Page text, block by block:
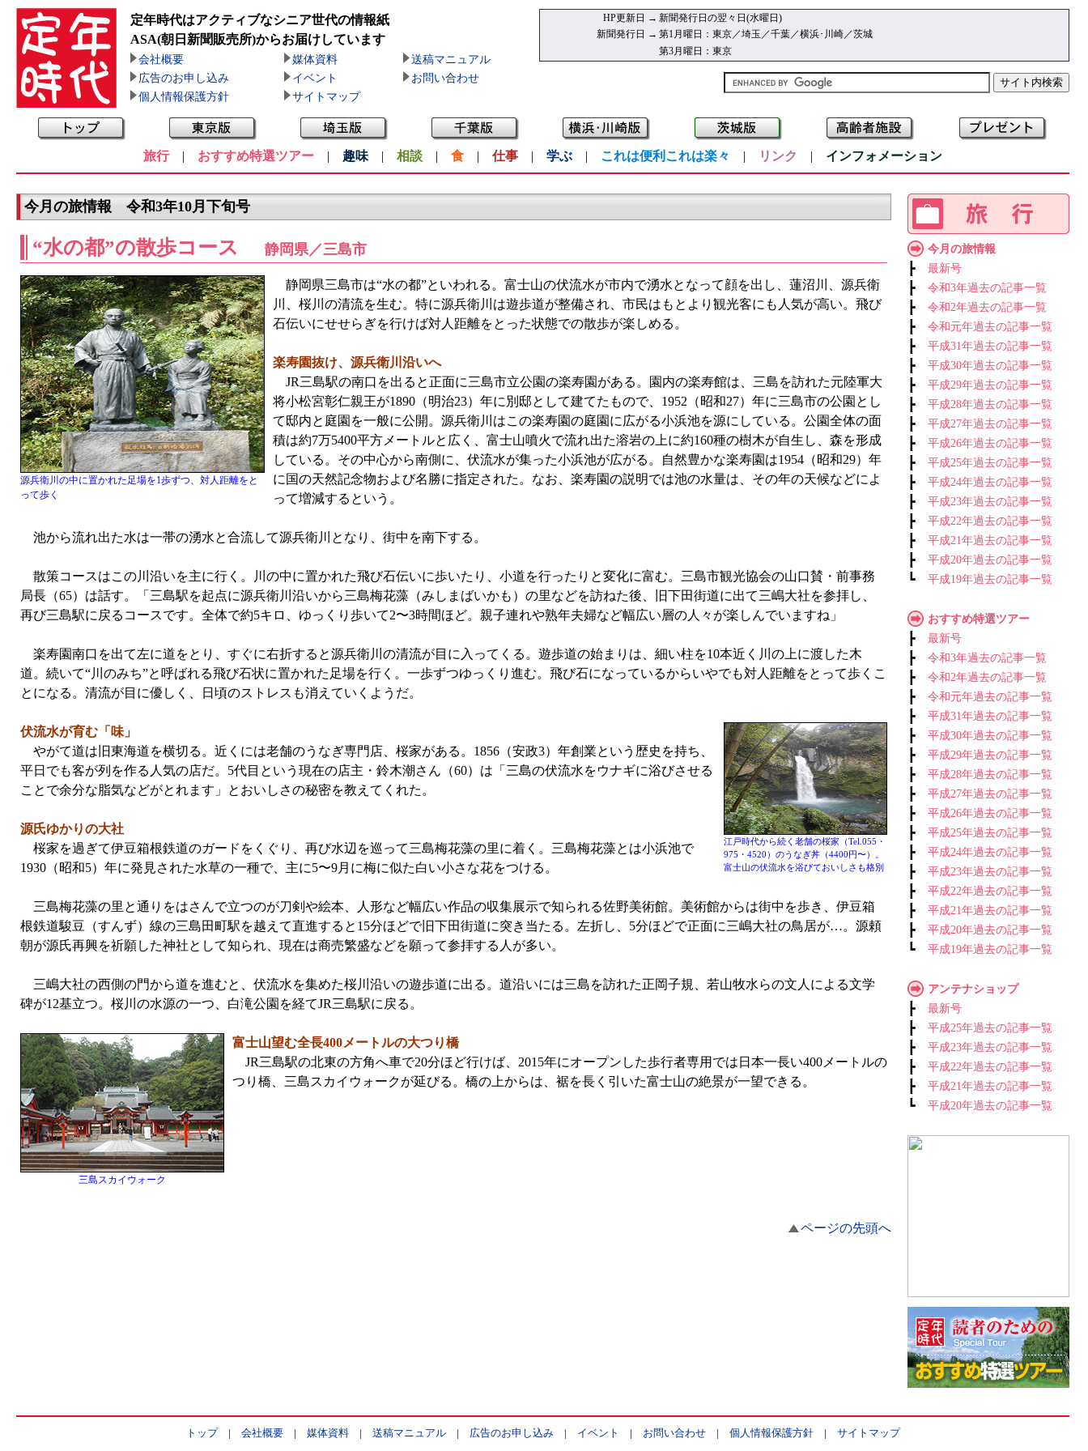
定年時代はアクティブなシニア世代の情報紙
ASA(朝日新聞販売所)からお届けしています
会社概要 媒体資料
送稿マニュアル
広告のお申し込み
イベント
お問い合わせ
個人情報保護方針
サイトマップ
HP更新日 → 新聞発行日の翌々日(水曜日)
新聞発行日 → 第1月曜日：東京／埼玉／千葉／横浜･川崎／茨城
第3月曜日：東京
旅行| おすすめ特選ツアー | 趣味 | 相談 | 食 | 仕事 | 学ぶ | これは便利これは楽々 | リンク | インフォメーション
今月の旅情報 令和3年10月下旬号
“水の都”の散歩コース 静岡県／三島市
源兵衛川の中に置かれた足場を1歩ずつ、対人距離をと
って歩く
静岡県三島市は“水の都”といわれる。富士山の伏流水が市内で湧水となって顔を出し、蓮沼川、源兵衛
川、桜川の清流を生む。特に源兵衛川は遊歩道が整備され、市民はもとより観光客にも人気が高い。飛び
石伝いにせせらぎを行けば対人距離をとった状態での散歩が楽しめる。
楽寿園抜け、源兵衛川沿いへ
JR三島駅の南口を出ると正面に三島市立公園の楽寿園がある。園内の楽寿館は、三島を訪れた元陸軍大
将小松宮彰仁親王が1890（明治23）年に別邸として建てたもので、1952（昭和27）年に三島市の公園とし
て邸内と庭園を一般に公開。源兵衛川はこの楽寿園の庭園に広がる小浜池を源にしている。公園全体の面
積は約7万5400平方メートルと広く、富士山噴火で流れ出た溶岩の上に約160種の樹木が自生し、森を形成
している。その中心から南側に、伏流水が集った小浜池が広がる。自然豊かな楽寿園は1954（昭和29）年
に国の天然記念物および名勝に指定された。なお、楽寿園の説明では池の水量は、その年の天候などによ
って増減するという。
池から流れ出た水は一帯の湧水と合流して源兵衛川となり、街中を南下する。
散策コースはこの川沿いを主に行く。川の中に置かれた飛び石伝いに歩いたり、小道を行ったりと変化に富む。三島市観光協会の山口賛・前事務
局長（65）は話す。「三島駅を起点に源兵衛川沿いから三島梅花藻（みしまばいかも）の里などを訪ねた後、旧下田街道に出て三嶋大社を参拝し、
再び三島駅に戻るコースです。全体で約5キロ、ゆっくり歩いて2〜3時間ほど。親子連れや熟年夫婦など幅広い層の人々が楽しんでいますね」
楽寿園南口を出て左に道をとり、すぐに右折すると源兵衛川の清流が目に入ってくる。遊歩道の始まりは、細い柱を10本近く川の上に渡した木
道。続いて“川のみち”と呼ばれる飛び石状に置かれた足場を行く。一歩ずつゆっくり進む。飛び石になっているからいやでも対人距離をとって歩くこ
とになる。清流が目に優しく、日頃のストレスも消えていくようだ。
江戸時代から続く老舗の桜家（Tel.055・
975・4520）のうなぎ丼（4400円〜）。
富士山の伏流水を浴びておいしさも格別
伏流水が育む「味」
やがて道は旧東海道を横切る。近くには老舗のうなぎ専門店、桜家がある。1856（安政3）年創業という歴史を持ち、
平日でも客が列を作る人気の店だ。5代目という現在の店主・鈴木潮さん（60）は「三島の伏流水をウナギに浴びさせる
ことで余分な脂気などがとれます」とおいしさの秘密を教えてくれた。
源氏ゆかりの大社
桜家を過ぎて伊豆箱根鉄道のガードをくぐり、再び水辺を巡って三島梅花藻の里に着く。三島梅花藻とは小浜池で
1930（昭和5）年に発見された水草の一種で、主に5〜9月に梅に似た白い小さな花をつける。
三島梅花藻の里と通りをはさんで立つのが刀剣や絵本、人形など幅広い作品の収集展示で知られる佐野美術館。美術館からは街中を歩き、伊豆箱
根鉄道駿豆（すんず）線の三島田町駅を越えて直進すると15分ほどで旧下田街道に突き当たる。左折し、5分ほどで正面に三嶋大社の鳥居が…。源頼
朝が源氏再興を祈願した神社として知られ、現在は商売繁盛などを願って参拝する人が多い。
三嶋大社の西側の門から道を進むと、伏流水を集めた桜川沿いの遊歩道に出る。道沿いには三島を訪れた正岡子規、若山牧水らの文人による文学
碑が12基立つ。桜川の水源の一つ、白滝公園を経てJR三島駅に戻る。
三島スカイウォーク
富士山望む全長400メートルの大つり橋
JR三島駅の北東の方角へ車で20分ほど行けば、2015年にオープンした歩行者専用では日本一長い400メートルの
つり橋、三島スカイウォークが延びる。橋の上からは、裾を長く引いた富士山の絶景が一望できる。
ページの先頭へ
今月の旅情報
┣ 最新号
┣ 令和3年過去の記事一覧
┣ 令和2年過去の記事一覧
┣ 令和元年過去の記事一覧
┣ 平成31年過去の記事一覧
┣ 平成30年過去の記事一覧
┣ 平成29年過去の記事一覧
┣ 平成28年過去の記事一覧
┣ 平成27年過去の記事一覧
┣ 平成26年過去の記事一覧
┣ 平成25年過去の記事一覧
┣ 平成24年過去の記事一覧
┣ 平成23年過去の記事一覧
┣ 平成22年過去の記事一覧
┣ 平成21年過去の記事一覧
┣ 平成20年過去の記事一覧
┗ 平成19年過去の記事一覧
おすすめ特選ツアー
┣ 最新号
┣ 令和3年過去の記事一覧
┣ 令和2年過去の記事一覧
┣ 令和元年過去の記事一覧
┣ 平成31年過去の記事一覧
┣ 平成30年過去の記事一覧
┣ 平成29年過去の記事一覧
┣ 平成28年過去の記事一覧
┣ 平成27年過去の記事一覧
┣ 平成26年過去の記事一覧
┣ 平成25年過去の記事一覧
┣ 平成24年過去の記事一覧
┣ 平成23年過去の記事一覧
┣ 平成22年過去の記事一覧
┣ 平成21年過去の記事一覧
┣ 平成20年過去の記事一覧
┗ 平成19年過去の記事一覧
アンテナショップ
┣ 最新号
┣ 平成25年過去の記事一覧
┣ 平成23年過去の記事一覧
┣ 平成22年過去の記事一覧
┣ 平成21年過去の記事一覧
┗ 平成20年過去の記事一覧
トップ| 会社概要| 媒体資料| 送稿マニュアル| 広告のお申し込み| イベント | お問い合わせ| 個人情報保護方針| サイトマップ